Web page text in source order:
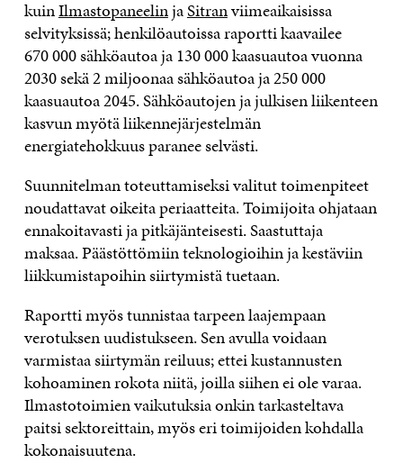
kuinIlmastopaneelinjaSitranviimeaikaisissa
selvityksissä; henkilöautoissa raportti kaavailee
670 000 sähköautoa ja 130 000 kaasuautoa vuonna
2030 sekä 2 miljoonaa sähköautoa ja 250 000
kaasuautoa 2045. Sähköautojen ja julkisen liikenteen
kasvun myötä liikennejärjestelmän
energiatehokkuus paranee selvästi.
Suunnitelman toteuttamiseksi valitut toimenpiteet
noudattavat oikeita periaatteita. Toimijoita ohjataan
ennakoitavasti ja pitkäjänteisesti. Saastuttaja
maksaa. Päästöttömiin teknologioihin ja kestäviin
liikkumistapoihin siirtymistä tuetaan.
Raportti myös tunnistaa tarpeen laajempaan
verotuksen uudistukseen. Sen avulla voidaan
varmistaa siirtymän reiluus; ettei kustannusten
kohoaminen rokota niitä, joilla siihen ei ole varaa.
Ilmastotoimien vaikutuksia onkin tarkasteltava
paitsi sektoreittain, myös eri toimijoiden kohdalla
kokonaisuutena.